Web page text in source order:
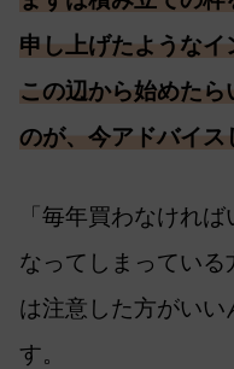
申し上げたようなイ
この辺から始めたら
のが、今アドバイス
「毎年買わなけれ
なってしまっている
は注意した方がいい
す。